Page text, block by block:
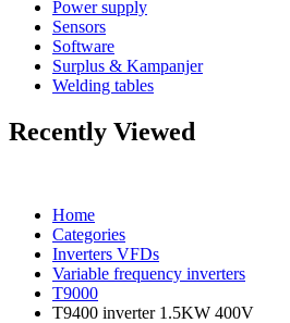
Power supply
Sensors
Software
Surplus & Kampanjer
Welding tables
Recently Viewed
Home
Categories
Inverters VFDs
Variable frequency inverters
T9000
T9400 inverter 1.5KW 400V